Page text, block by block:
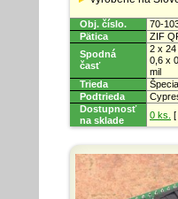
Obj. číslo.
70-
Pätica
ZIF
Spodná
časť
2 x
0,6 x
mil
Trieda
Podtrieda
Dostupnosť
na sklade
0 ks. [